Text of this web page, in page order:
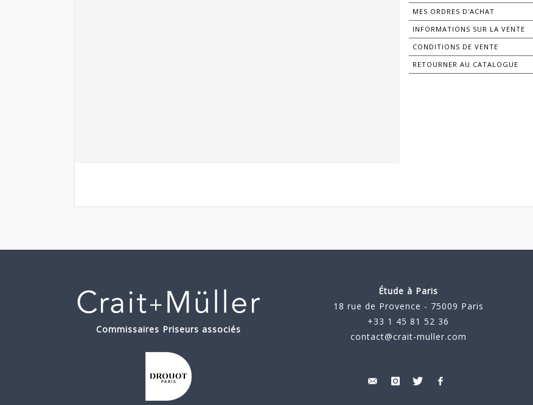
MES ORDRES D'ACHAT
INFORMATIONS SUR LA VENTE
CONDITIONS DE VENTE
RETOURNER AU CATALOGUE
Commissaires Priseurs associés
Étude à Paris
18 rue de Provence - 75009 Paris
+33 1 45 81 52 36
contact@crait-muller.com